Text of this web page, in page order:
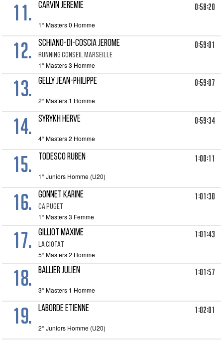
11. CARVIN JEREMIE 0:58:20
1° Masters 0 Homme
12. SCHIANO-DI-COSCIA JEROME
RUNNING CONSEIL MARSEILLE
0:59:01
1° Masters 3 Homme
13. GELLY JEAN-PHILIPPE 0:59:07
2° Masters 1 Homme
14. SYRYKH HERVE 0:59:34
4° Masters 2 Homme
15. TODESCO RUBEN 1:00:11
1° Juniors Homme (U20)
16. GONNET KARINE
CA PUGET
1:01:30
1° Masters 3 Femme
17. GILLIOT MAXIME
LA CIOTAT
1:01:43
5° Masters 2 Homme
18. BALLIER JULIEN 1:01:57
3° Masters 1 Homme
19. LABORDE ETIENNE 1:02:01
2° Juniors Homme (U20)